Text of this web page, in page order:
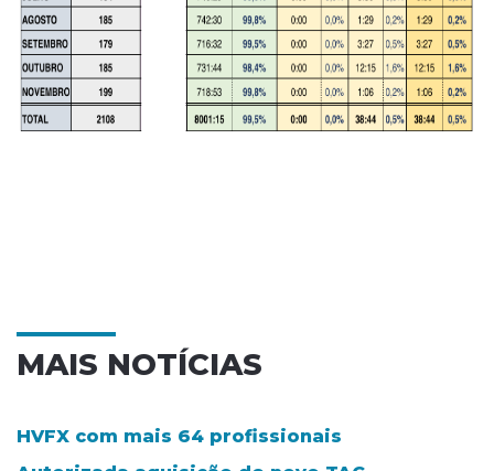
MAIS NOTÍCIAS
HVFX com mais 64 profissionais